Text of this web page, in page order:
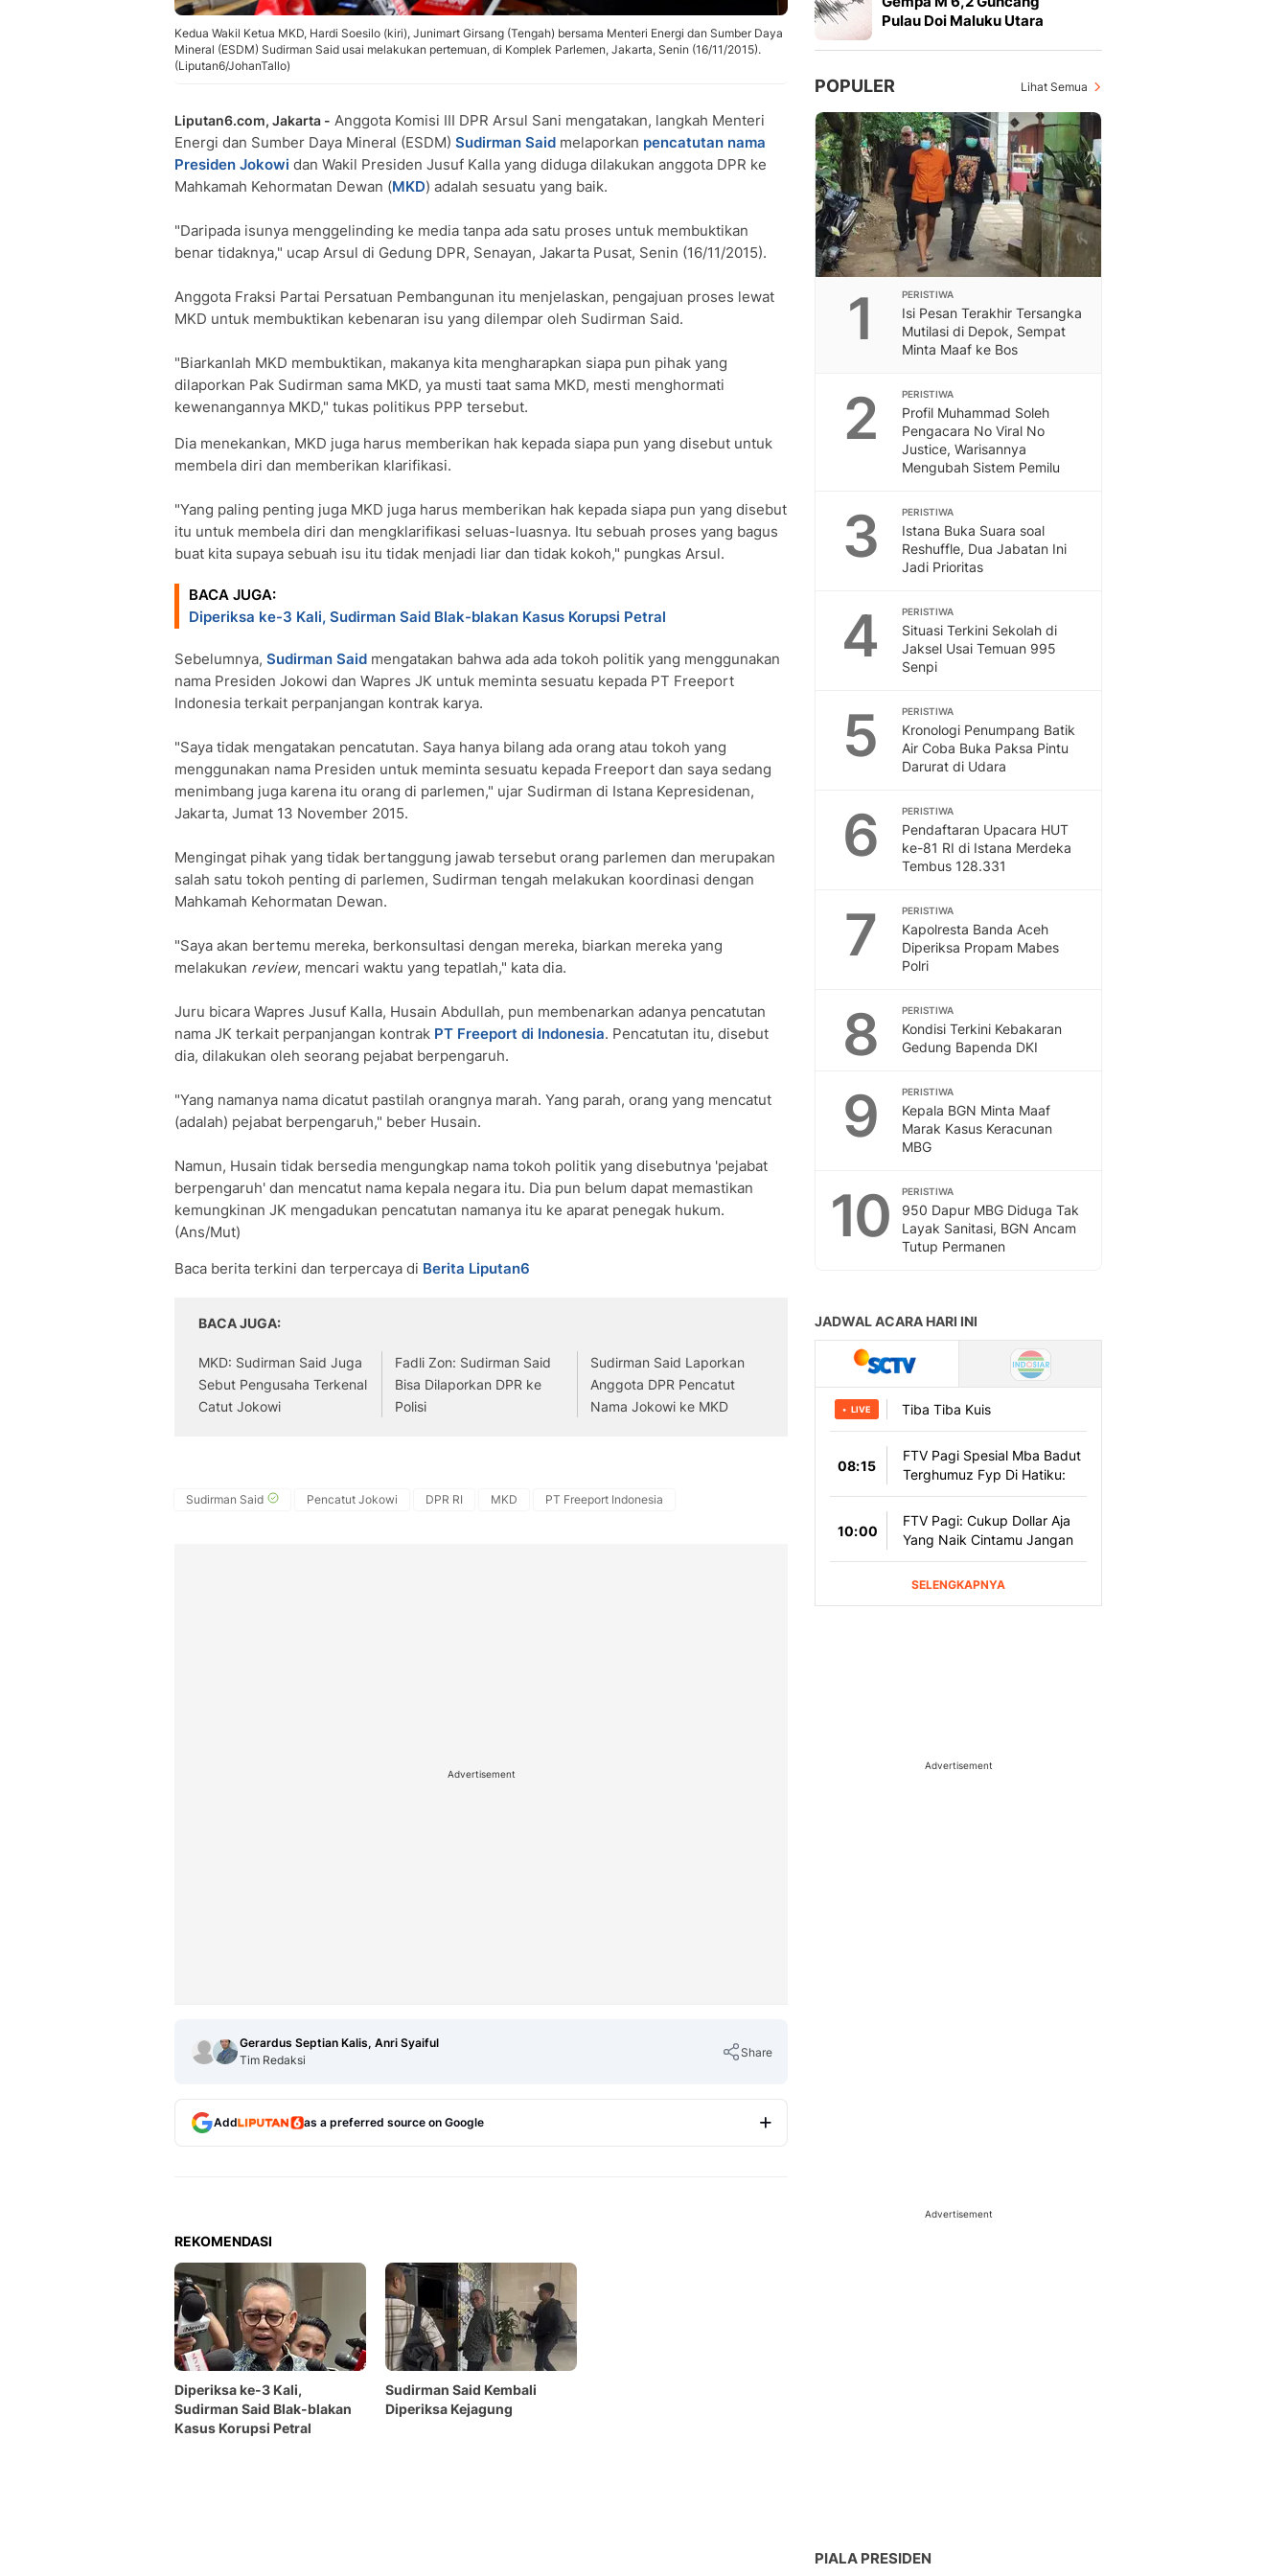
Kedua Wakil Ketua MKD, Hardi Soesilo (kiri), Junimart Girsang (Tengah) bersama Menteri Energi dan Sumber Daya
Mineral (ESDM) Sudirman Said usai melakukan pertemuan, di Komplek Parlemen, Jakarta, Senin (16/11/2015).
(Liputan6/JohanTallo)
Liputan6.com, Jakarta - Anggota Komisi III DPR Arsul Sani mengatakan, langkah Menteri
Energi dan Sumber Daya Mineral (ESDM) Sudirman Said melaporkan pencatutan nama
Presiden Jokowi dan Wakil Presiden Jusuf Kalla yang diduga dilakukan anggota DPR ke
Mahkamah Kehormatan Dewan (MKD) adalah sesuatu yang baik.
"Daripada isunya menggelinding ke media tanpa ada satu proses untuk membuktikan
benar tidaknya," ucap Arsul di Gedung DPR, Senayan, Jakarta Pusat, Senin (16/11/2015).
Anggota Fraksi Partai Persatuan Pembangunan itu menjelaskan, pengajuan proses lewat
MKD untuk membuktikan kebenaran isu yang dilempar oleh Sudirman Said.
"Biarkanlah MKD membuktikan, makanya kita mengharapkan siapa pun pihak yang
dilaporkan Pak Sudirman sama MKD, ya musti taat sama MKD, mesti menghormati
kewenangannya MKD," tukas politikus PPP tersebut.
Dia menekankan, MKD juga harus memberikan hak kepada siapa pun yang disebut untuk
membela diri dan memberikan klarifikasi.
"Yang paling penting juga MKD juga harus memberikan hak kepada siapa pun yang disebut
itu untuk membela diri dan mengklarifikasi seluas-luasnya. Itu sebuah proses yang bagus
buat kita supaya sebuah isu itu tidak menjadi liar dan tidak kokoh," pungkas Arsul.
BACA JUGA:
Diperiksa ke-3 Kali, Sudirman Said Blak-blakan Kasus Korupsi Petral
Sebelumnya, Sudirman Said mengatakan bahwa ada ada tokoh politik yang menggunakan
nama Presiden Jokowi dan Wapres JK untuk meminta sesuatu kepada PT Freeport
Indonesia terkait perpanjangan kontrak karya.
"Saya tidak mengatakan pencatutan. Saya hanya bilang ada orang atau tokoh yang
menggunakan nama Presiden untuk meminta sesuatu kepada Freeport dan saya sedang
menimbang juga karena itu orang di parlemen," ujar Sudirman di Istana Kepresidenan,
Jakarta, Jumat 13 November 2015.
Mengingat pihak yang tidak bertanggung jawab tersebut orang parlemen dan merupakan
salah satu tokoh penting di parlemen, Sudirman tengah melakukan koordinasi dengan
Mahkamah Kehormatan Dewan.
"Saya akan bertemu mereka, berkonsultasi dengan mereka, biarkan mereka yang
melakukan review, mencari waktu yang tepatlah," kata dia.
Juru bicara Wapres Jusuf Kalla, Husain Abdullah, pun membenarkan adanya pencatutan
nama JK terkait perpanjangan kontrak PT Freeport di Indonesia. Pencatutan itu, disebut
dia, dilakukan oleh seorang pejabat berpengaruh.
"Yang namanya nama dicatut pastilah orangnya marah. Yang parah, orang yang mencatut
(adalah) pejabat berpengaruh," beber Husain.
Namun, Husain tidak bersedia mengungkap nama tokoh politik yang disebutnya 'pejabat
berpengaruh' dan mencatut nama kepala negara itu. Dia pun belum dapat memastikan
kemungkinan JK mengadukan pencatutan namanya itu ke aparat penegak hukum.
(Ans/Mut)
Baca berita terkini dan terpercaya di Berita Liputan6
BACA JUGA
MKD: Sudirman Said Juga
Sebut Pengusaha Terkenal
Catut Jokowi
Fadli Zon: Sudirman Said
Bisa Dilaporkan DPR ke
Polisi
Sudirman Said Laporkan
Anggota DPR Pencatut
Nama Jokowi ke MKD
Sudirman Said Pencatut Jokowi DPR RI MKD PT Freeport Indonesia
Advertisement
Gerardus Septian Kalis, Anri Syaiful
Tim Redaksi
Share
Add as a preferred source on Google
REKOMENDASI
Diperiksa ke-3 Kali,
Sudirman Said Blak-blakan
Kasus Korupsi Petral
Sudirman Said Kembali
Diperiksa Kejagung
Pulau Doi Maluku Utara
POPULER Lihat Semua
1 PERISTIWA
Isi Pesan Terakhir Tersangka
Mutilasi di Depok, Sempat
Minta Maaf ke Bos
2 PERISTIWA
Profil Muhammad Soleh
Pengacara No Viral No
Justice, Warisannya
Mengubah Sistem Pemilu
3 PERISTIWA
Istana Buka Suara soal
Reshuffle, Dua Jabatan Ini
Jadi Prioritas
4 PERISTIWA
Situasi Terkini Sekolah di
Jaksel Usai Temuan 995
Senpi
5 PERISTIWA
Kronologi Penumpang Batik
Air Coba Buka Paksa Pintu
Darurat di Udara
6 PERISTIWA
Pendaftaran Upacara HUT
ke-81 RI di Istana Merdeka
Tembus 128.331
7 PERISTIWA
Kapolresta Banda Aceh
Diperiksa Propam Mabes
Polri
8 PERISTIWA
Kondisi Terkini Kebakaran
Gedung Bapenda DKI
9 PERISTIWA
Kepala BGN Minta Maaf
Marak Kasus Keracunan
MBG
10 PERISTIWA
950 Dapur MBG Diduga Tak
Layak Sanitasi, BGN Ancam
Tutup Permanen
Advertisement
Advertisement
PIALA PRESIDEN